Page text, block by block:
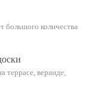
большого количества
террасе, веранде,